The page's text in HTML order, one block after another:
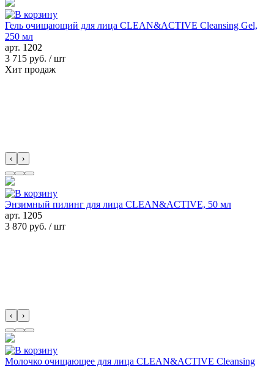
Гель очищающий для лица CLEAN&ACTIVE Cleansing Gel,
250 мл
арт. 1202
3 715 руб. / шт
Хит продаж
‹ ›
Энзимный пилинг для лица CLEAN&ACTIVE, 50 мл
арт. 1205
3 870 руб. / шт
‹ ›
Молочко очищающее для лица CLEAN&ACTIVE Cleansing